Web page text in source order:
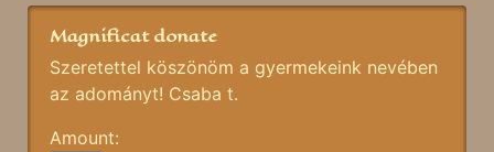
Magnificat donate
Szeretettel köszönöm a gyermekeink nevében
az adományt! Csaba t.
Amount: